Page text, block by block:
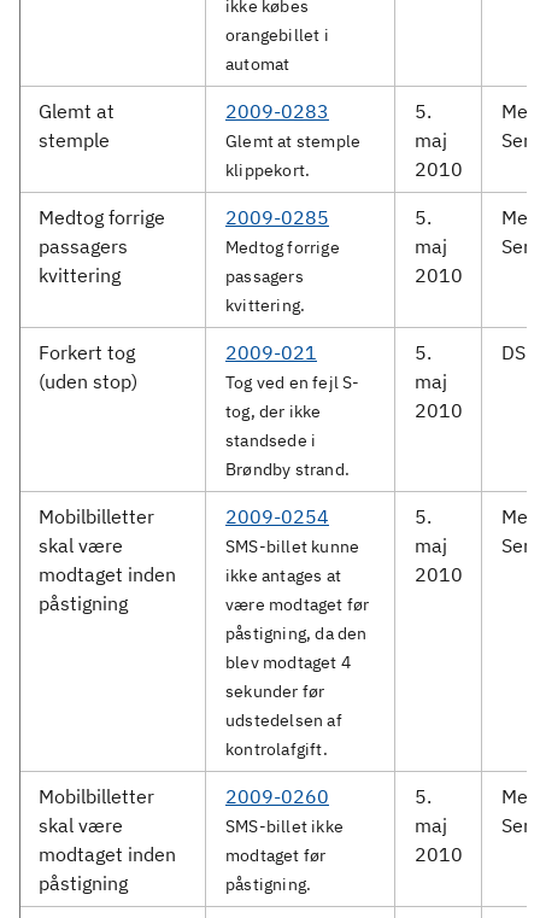
ikke købes
orangebillet i
automat
Glemt at
stemple
2009-0283
Glemt at stemple
klippekort.
5.
maj
2010
Medtog forrige
passagers
kvittering
2009-0285
Medtog forrige
passagers
kvittering.
5.
maj
2010
Forkert tog
(uden stop)
2009-021
Tog ved en fejl S-
tog, der ikke
standsede i
Brøndby strand.
5.
maj
2010
Mobilbilletter
skal være
modtaget inden
påstigning
2009-0254
SMS-billet kunne
ikke antages at
være modtaget før
påstigning, da den
blev modtaget 4
sekunder før
udstedelsen af
kontrolafgift.
5.
maj
2010
Mobilbilletter
skal være
modtaget inden
påstigning
2009-0260
SMS-billet ikke
modtaget før
påstigning.
5.
maj
2010